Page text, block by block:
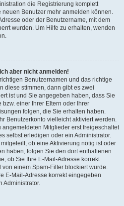
die Registrierung komplett
Benutzer mehr anmelden können.
oder der Benutzername, mit dem
wurden. Um Hilfe zu erhalten, wenden
aber nicht anmelden!
Benutzernamen und das richtige
diese stimmen, dann gibt es zwei
ist und Sie angegeben haben, dass Sie
einer Ihrer Eltern oder Ihrer
folgen, die Sie erhalten haben.
Benutzerkonto vielleicht aktiviert werden.
Mitglieder erst freigeschaltet
selbst erledigen oder ein Administrator.
ob eine Aktivierung nötig ist oder
haben, folgen Sie den dort enthaltenen
ob Sie Ihre E-Mail-Adresse korrekt
einem Spam-Filter blockiert wurde.
E-Mail-Adresse korrekt eingegeben
Administrator.